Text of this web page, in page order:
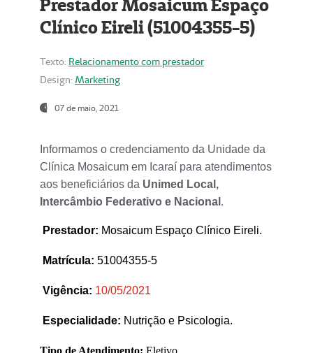
Prestador Mosaicum Espaço
Clínico Eireli (51004355-5)
Texto: Relacionamento com prestador
Design: Marketing
07 de maio, 2021
Informamos o credenciamento da Unidade da
Clínica Mosaicum em Icaraí para atendimentos
aos beneficiários da Unimed Local,
Intercâmbio Federativo e Nacional .
Prestador: Mosaicum Espaço Clínico Eireli.
Matrícula: 51004355-5
Vigência: 10/05/2021
Especialidade: Nutrição e Psicologia.